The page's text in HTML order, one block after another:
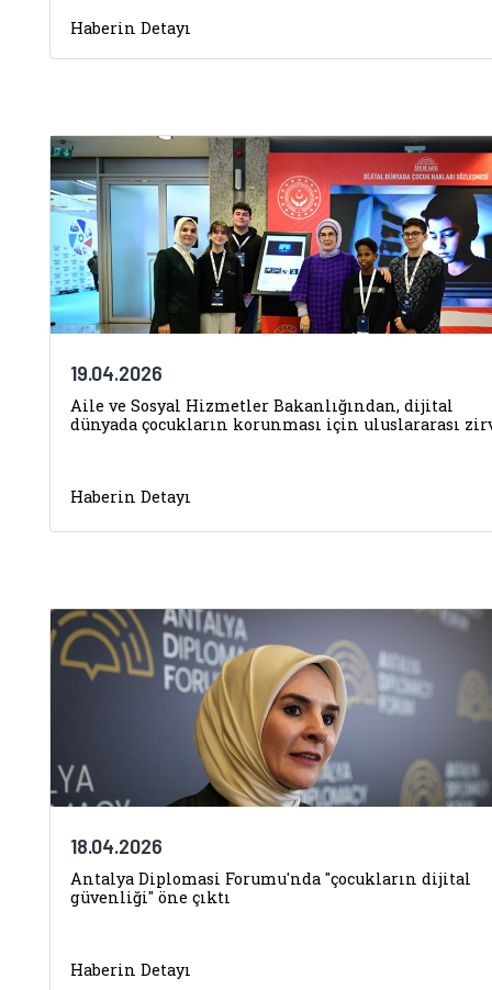
Haberin Detayı
19.04.2026
Aile ve Sosyal Hizmetler Bakanlığından, dijital
dünyada çocukların korunması için uluslararası
Haberin Detayı
18.04.2026
Antalya Diplomasi Forumu'nda "çocukların dijital
güvenliği" öne çıktı
Haberin Detayı